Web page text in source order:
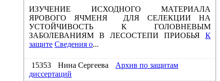
ИЗУЧЕНИЕ ИСХОДНОГО МАТЕРИАЛА
ЯРОВОГО ЯЧМЕНЯ ДЛЯ СЕЛЕКЦИИ НА
УСТОЙЧИВОСТЬ К ГОЛОВНЕВЫМ
ЗАБОЛЕВАНИЯМ В ЛЕСОСТЕПИ ПРИОБЬЯ К
защите Сведения о...
15353 Нина Сергеева
Архив по защитам
диссертаций